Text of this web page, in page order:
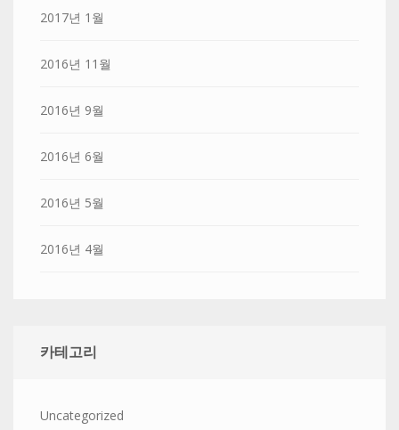
2017년 1월
2016년 11월
2016년 9월
2016년 6월
2016년 5월
2016년 4월
카테고리
Uncategorized